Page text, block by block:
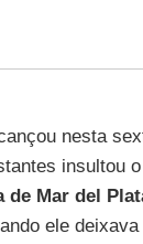
nesta
insultou
Mar del
ele